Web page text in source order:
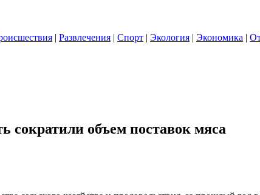
| Развлечения | Спорт | Экология | Экономика |
сократили объем поставок мяса